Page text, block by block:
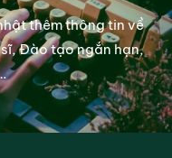
thêm thông tin về
Đào tạo ngắn hạn,